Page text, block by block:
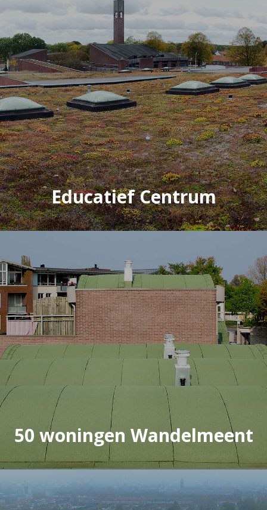
Educatief Centrum
50 woningen Wandelmeent